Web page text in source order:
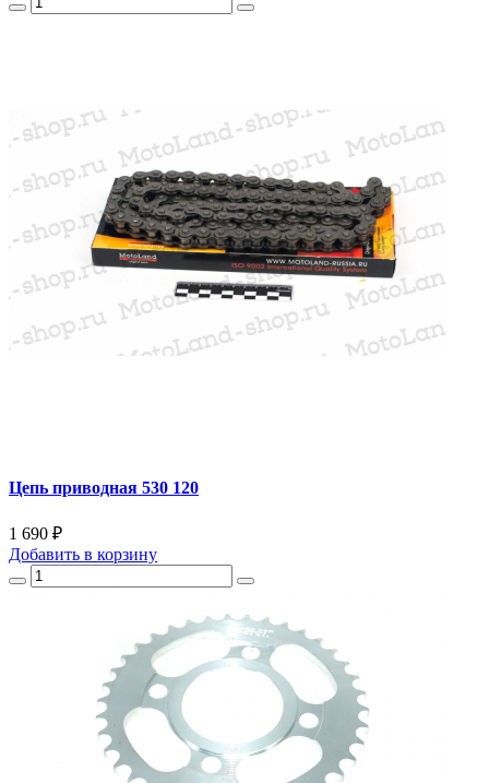
Цепь приводная 530 120
1 690 ₽
Добавить в корзину